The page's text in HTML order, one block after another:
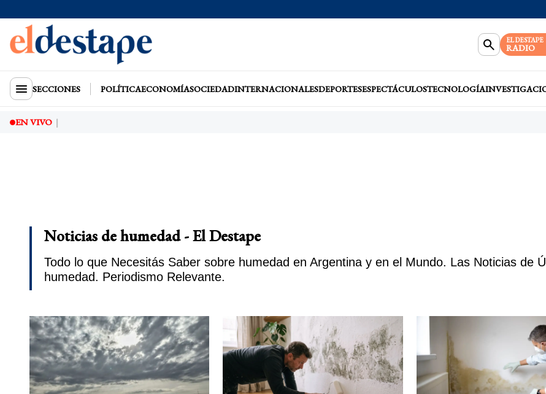
EL DESTAPE
RADIO
SECCIONES POLÍTICAECONOMÍASOCIEDADINTERNACIONALESDEPORTESESPECTÁCULOSTECNOLOGÍA
EN VIVO
Noticias de humedad - El Destape
Todo lo que Necesitás Saber sobre humedad en Argentina y en el Mundo. Las Noticias de
humedad. Periodismo Relevante.